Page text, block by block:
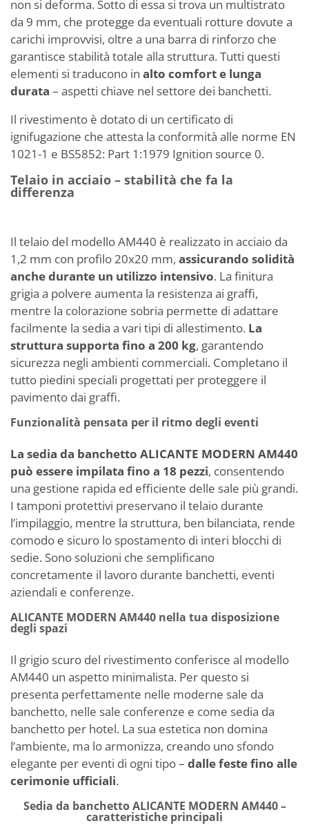
non si deforma. Sotto di essa si trova un multistrato
da 9 mm, che protegge da eventuali rotture dovute a
carichi improvvisi, oltre a una barra di rinforzo che
garantisce stabilità totale alla struttura. Tutti questi
elementi si traducono in alto comfort e lunga
durata – aspetti chiave nel settore dei banchetti.
Il rivestimento è dotato di un certificato di
ignifugazione che attesta la conformità alle norme EN
1021-1 e BS5852: Part 1:1979 Ignition source 0.
Telaio in acciaio – stabilità che fa la
differenza
Il telaio del modello AM440 è realizzato in acciaio da
1,2 mm con profilo 20x20 mm, assicurando solidità
anche durante un utilizzo intensivo. La finitura
grigia a polvere aumenta la resistenza ai graffi,
mentre la colorazione sobria permette di adattare
facilmente la sedia a vari tipi di allestimento. La
struttura supporta fino a 200 kg, garantendo
sicurezza negli ambienti commerciali. Completano il
tutto piedini speciali progettati per proteggere il
pavimento dai graffi.
Funzionalità pensata per il ritmo degli eventi
La sedia da banchetto ALICANTE MODERN AM440
può essere impilata fino a 18 pezzi, consentendo
una gestione rapida ed efficiente delle sale più grandi.
I tamponi protettivi preservano il telaio durante
l’impilaggio, mentre la struttura, ben bilanciata, rende
comodo e sicuro lo spostamento di interi blocchi di
sedie. Sono soluzioni che semplificano
concretamente il lavoro durante banchetti, eventi
aziendali e conferenze.
ALICANTE MODERN AM440 nella tua disposizione
degli spazi
Il grigio scuro del rivestimento conferisce al modello
AM440 un aspetto minimalista. Per questo si
presenta perfettamente nelle moderne sale da
banchetto, nelle sale conferenze e come sedia da
banchetto per hotel. La sua estetica non domina
l’ambiente, ma lo armonizza, creando uno sfondo
elegante per eventi di ogni tipo – dalle feste fino alle
cerimonie ufficiali.
Sedia da banchetto ALICANTE MODERN AM440 –
caratteristiche principali